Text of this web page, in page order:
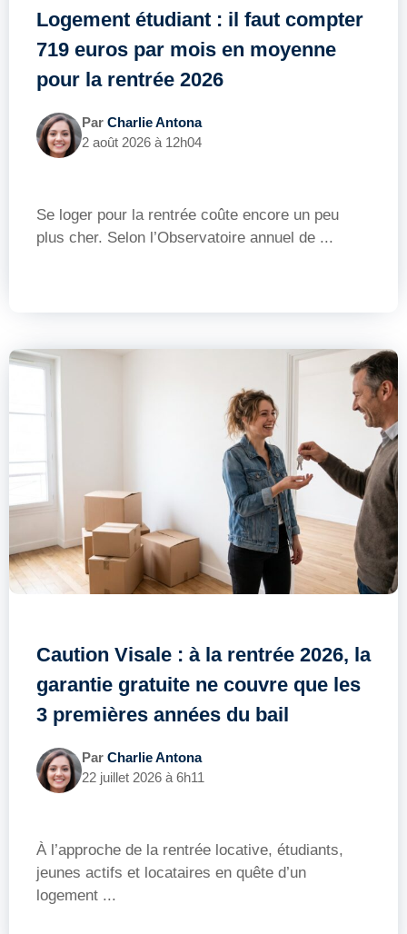
Logement étudiant : il faut compter
719 euros par mois en moyenne
pour la rentrée 2026
Par Charlie Antona
2 août 2026 à 12h04
Se loger pour la rentrée coûte encore un peu
plus cher. Selon l’Observatoire annuel de ...
Caution Visale : à la rentrée 2026, la
garantie gratuite ne couvre que les
3 premières années du bail
Par Charlie Antona
22 juillet 2026 à 6h11
À l’approche de la rentrée locative, étudiants,
jeunes actifs et locataires en quête d’un
logement ...